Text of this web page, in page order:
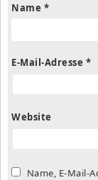
Name *
E-Mail-Adresse *
Website
Name, E-Mail-